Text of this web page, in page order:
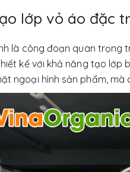
lớp vỏ áo đặc
là công đoạn quan trọng
kế với khả năng tạo lớp
ngoại hình sản phẩm,